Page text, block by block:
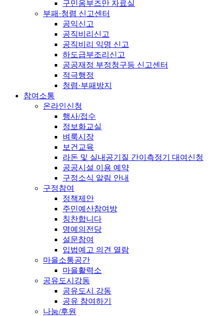
구민옴부즈만 자료실
부패·청렴 신고센터
공익신고
공직비리신고
공직비리 익명 신고
하도급부조리신고
공공재정 부정청구등 신고센터
적극행정
청렴·부패방지
참여소통
온라인신청
행사/접수
정보화교실
벼룩시장
보건교육
라돈 및 실내공기질 간이측정기 대여신청
공공시설 이용 예약
구정소식 알림 안내
구정참여
정책제안
주민예산참여방
칭찬합니다
명예의전당
설문참여
입법예고 의견 열람
마을소통공간
마을활력소
공유도시강동
공유도시 강동
공유 참여하기
나눔/후원